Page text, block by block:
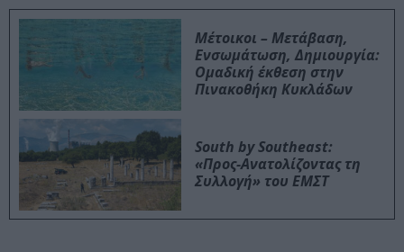
Μέτοικοι – Μετάβαση,
Ενσωμάτωση, Δημιουργία:
Ομαδική έκθεση στην
Πινακοθήκη Κυκλάδων
South by Southeast:
«Προς-Ανατολίζοντας τη
Συλλογή» του ΕΜΣΤ